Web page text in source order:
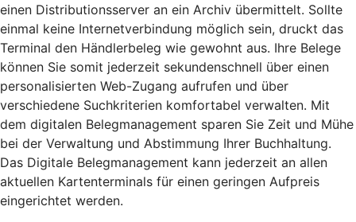
einen Distributionsserver an ein Archiv übermittelt. Sollte
einmal keine Internetverbindung möglich sein, druckt das
Terminal den Händlerbeleg wie gewohnt aus. Ihre Belege
können Sie somit jederzeit sekundenschnell über einen
personalisierten Web-Zugang aufrufen und über
verschiedene Suchkriterien komfortabel verwalten. Mit
dem digitalen Belegmanagement sparen Sie Zeit und Mühe
bei der Verwaltung und Abstimmung Ihrer Buchhaltung.
Das Digitale Belegmanagement kann jederzeit an allen
aktuellen Kartenterminals für einen geringen Aufpreis
eingerichtet werden.